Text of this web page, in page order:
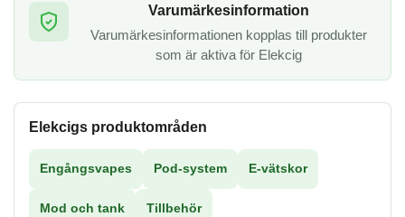
Varumärkesinformation
Varumärkesinformationen kopplas till produkter
som är aktiva för Elekcig
Elekcigs produktområden
Engångsvapes Pod-system E-vätskor
Mod och tank Tillbehör